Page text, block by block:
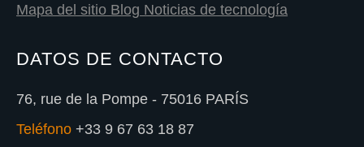
Mapa del sitio Blog Noticias de tecnología
DATOS DE CONTACTO
76, rue de la Pompe - 75016 PARÍS
Teléfono +33 9 67 63 18 87